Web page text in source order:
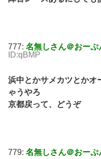
777: 名無しさん＠おーぷ
ID:qBMP
浜中とかサメカツとかオ
ゃうやろ
京都戻って、どうぞ
779: 名無しさん＠おーぷ